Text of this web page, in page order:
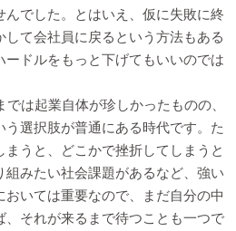
でした。とはいえ、仮に失敗に終
て会社員に戻るという方法もある
ドルをもっと下げてもいいのでは
は起業自体が珍しかったものの、
選択肢が普通にある時代です。た
うと、どこかで挫折してしまうと
みたい社会課題があるなど、強い
いては重要なので、まだ自分の中
、それが来るまで待つことも一つで